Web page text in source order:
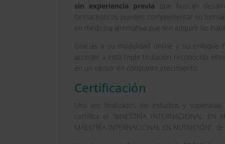
sin experiencia previa que buscan
farmacéuticos pueden complementar su
en medicina alternativa pueden adquirir las
Gracias a su modalidad online y su enfoque
acceder a esta triple titulación reconocida
en un sector en constante crecimiento.
Certificación
Una vez finalizados los estudios y
certifica el “MAESTRÍA INTERNACIONAL EN
MAESTRÍA INTERNACIONAL EN NUTRICIÓN”,